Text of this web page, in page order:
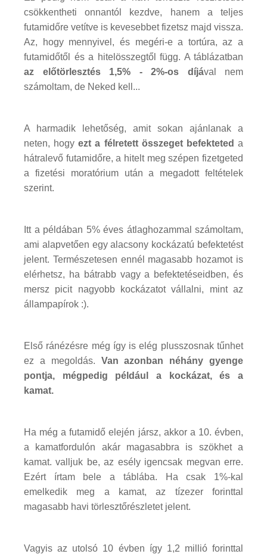
csökkentheti onnantól kezdve, hanem a teljes
futamidőre vetítve is kevesebbet fizetsz majd vissza.
Az, hogy mennyivel, és megéri-e a tortúra, az a
futamidőtől és a hitelösszegtől függ. A táblázatban
az előtörlesztés 1,5% - 2%-os díjával nem
számoltam, de Neked kell...
A harmadik lehetőség, amit sokan ajánlanak a
neten, hogyezt a félretett összeget befekteted a
hátralevő futamidőre, a hitelt meg szépen fizetgeted
a fizetési moratórium után a megadott feltételek
szerint.
Itt a példában 5% éves átlaghozammal számoltam,
ami alapvetően egy alacsony kockázatú befektetést
jelent. Természetesen ennél magasabb hozamot is
elérhetsz, ha bátrabb vagy a befektetéseidben, és
mersz picit nagyobb kockázatot vállalni, mint az
állampapírok :).
Első ránézésre még így is elég plusszosnak tűnhet
ez a megoldás. Van azonban néhány gyenge
pontja, mégpedig például a kockázat, és a
kamat.
Ha még a futamidő elején jársz, akkor a 10. évben,
a kamatfordulón akár magasabbra is szökhet a
kamat. valljuk be, az esély igencsak megvan erre.
Ezért írtam bele a táblába. Ha csak 1%-kal
emelkedik meg a kamat, az tízezer forinttal
magasabb havi törlesztőrészletet jelent.
Vagyis az utolsó 10 évben így 1,2 millió forinttal